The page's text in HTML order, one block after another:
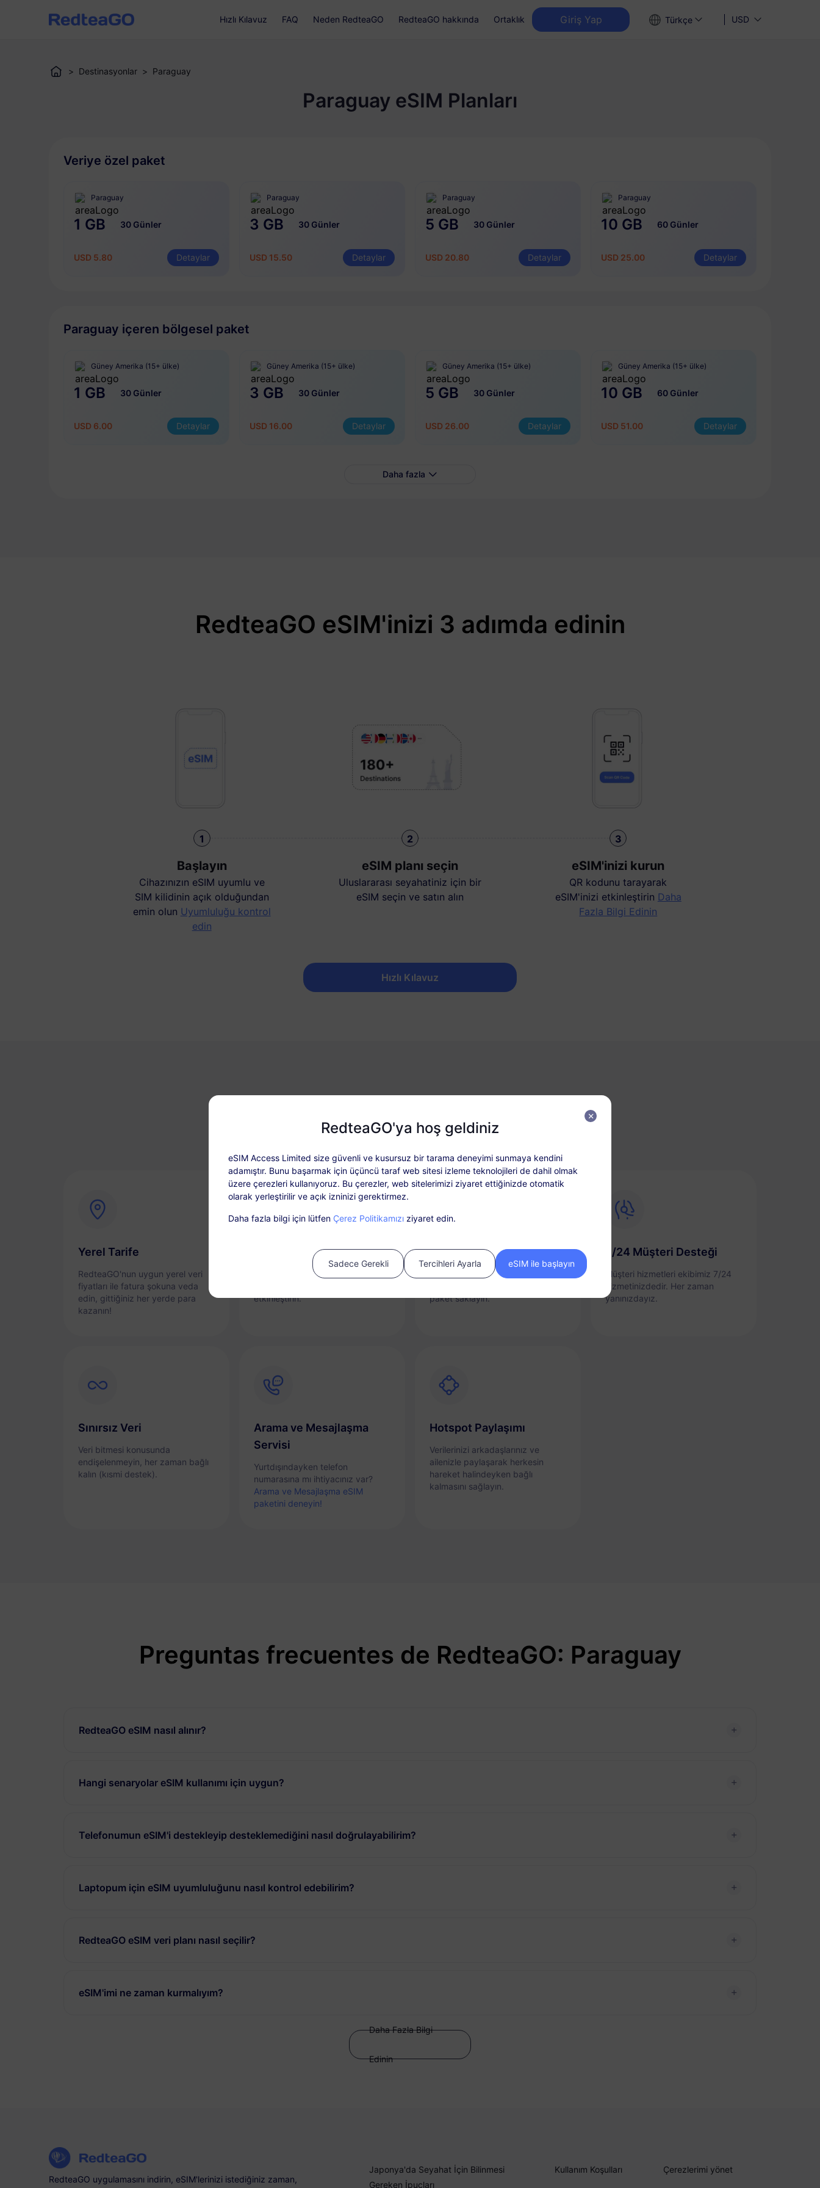
Hızlı Kılavuz FAQ Neden RedteaGO RedteaGO hakkında Ortaklık Giriş Yap Türkçe USD
> Destinasyonlar > Paraguay
Paraguay eSIM Planları
Veriye özel paket
Paraguay
1 GB 30 Günler
USD 5.80 Detaylar
Paraguay
3 GB 30 Günler
USD 15.50 Detaylar
Paraguay
5 GB 30 Günler
USD 20.80 Detaylar
Paraguay
10 GB 60 Günler
USD 25.00 Detaylar
Paraguay içeren bölgesel paket
Güney Amerika (15+ ülke)
1 GB 30 Günler
USD 6.00 Detaylar
Güney Amerika (15+ ülke)
3 GB 30 Günler
USD 16.00 Detaylar
Güney Amerika (15+ ülke)
5 GB 30 Günler
USD 26.00 Detaylar
Güney Amerika (15+ ülke)
10 GB 60 Günler
USD 51.00 Detaylar
Daha fazla
RedteaGO eSIM'inizi 3 adımda edinin
1
Başlayın
Cihazınızın eSIM uyumlu ve
SIM kilidinin açık olduğundan
emin olun Uyumluluğu kontrol
edin
2
eSIM planı seçin
Uluslararası seyahatiniz için bir
eSIM seçin ve satın alın
3
eSIM'inizi kurun
QR kodunu tarayarak
eSIM'inizi etkinleştirin Daha
Fazla Bilgi Edinin
Hızlı Kılavuz
Yerel Tarife
RedteaGO'nun uygun yerel veri
fiyatları ile fatura şokuna veda
edin, gittiğiniz her yerde para
kazanın!
Anında Bağlantı
eSIM'inizi telefonunuzdan
etkinleştirin.
Yükleme Seçeneği
Gerektiğinde veri planınızı kolayca
paket saklayın.
7/24 Müşteri Desteği
Müşteri hizmetleri ekibimiz 7/24
hizmetinizdedir. Her zaman
yanınızdayız.
Sınırsız Veri
Veri bitmesi konusunda
endişelenmeyin, her zaman bağlı
kalın (kısmi destek).
Arama ve Mesajlaşma
Servisi
Yurtdışındayken telefon
numarasına mı ihtiyacınız var?
Arama ve Mesajlaşma eSIM
paketini deneyin!
Hotspot Paylaşımı
Verilerinizi arkadaşlarınız ve
ailenizle paylaşarak herkesin
hareket halindeyken bağlı
kalmasını sağlayın.
Preguntas frecuentes de RedteaGO: Paraguay
RedteaGO eSIM nasıl alınır?
Hangi senaryolar eSIM kullanımı için uygun?
Telefonumun eSIM'i destekleyip desteklemediğini nasıl doğrulayabilirim?
Laptopum için eSIM uyumluluğunu nasıl kontrol edebilirim?
RedteaGO eSIM veri planı nasıl seçilir?
eSIM'imi ne zaman kurmalıyım?
Daha Fazla Bilgi
Edinin
RedteaGO uygulamasını indirin, eSIM'lerinizi istediğiniz zaman,
Japonya'da Seyahat İçin Bilinmesi
Gereken İpuçları
Kullanım Koşulları Çerezlerimi yönet
RedteaGO'ya hoş geldiniz
eSIM Access Limited size güvenli ve kusursuz bir tarama deneyimi sunmaya kendini
adamıştır. Bunu başarmak için üçüncü taraf web sitesi izleme teknolojileri de dahil olmak
üzere çerezleri kullanıyoruz. Bu çerezler, web sitelerimizi ziyaret ettiğinizde otomatik
olarak yerleştirilir ve açık izninizi gerektirmez.
Daha fazla bilgi için lütfen Çerez Politikamızı ziyaret edin.
Sadece Gerekli Tercihleri Ayarla eSIM ile başlayın